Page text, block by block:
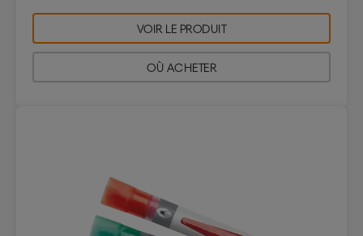
VOIR LE PRODUIT
OÙ ACHETER